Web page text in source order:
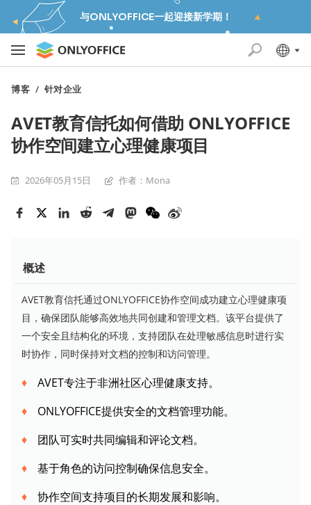
与ONLYOFFICE一起迎接新学期！
博客 / 针对企业
AVET教育信托如何借助 ONLYOFFICE
协作空间建立心理健康项目
2026年05月15日 作者：Mona
概述
AVET教育信托通过ONLYOFFICE协作空间成功建立心理健康项
目，确保团队能够高效地共同创建和管理文档。该平台提供了
一个安全且结构化的环境，支持团队在处理敏感信息时进行实
时协作，同时保持对文档的控制和访问管理。
AVET专注于非洲社区心理健康支持。
ONLYOFFICE提供安全的文档管理功能。
团队可实时共同编辑和评论文档。
基于角色的访问控制确保信息安全。
协作空间支持项目的长期发展和影响。